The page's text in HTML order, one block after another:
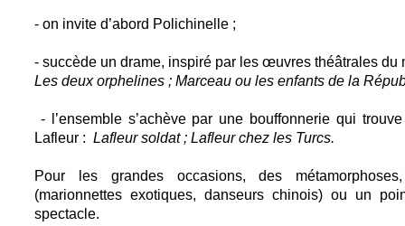
- on invite d’abord Polichinelle ;
- succède un drame, inspiré par les œuvres théâtrales du
Les deux orphelines ; Marceau ou les enfants de la
- l’ensemble s’achève par une bouffonnerie qui
Lafleur : Lafleur soldat ; Lafleur chez les Turcs.
Pour les grandes occasions, des
(marionnettes exotiques, danseurs chinois) ou un
spectacle.